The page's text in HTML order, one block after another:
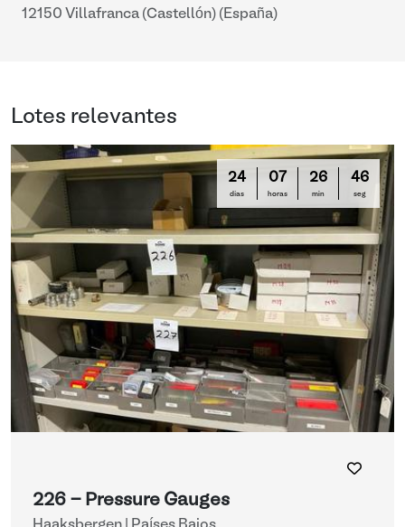
12150 Villafranca (Castellón) (España)
Lotes relevantes
24
días
07
horas
26
min
46
seg
226 - Pressure Gauges